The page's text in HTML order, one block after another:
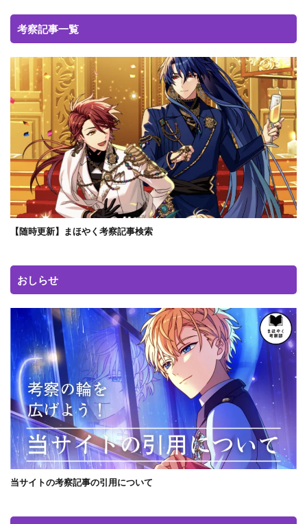
考察記事一覧
【随時更新】まほやく考察記事検索
おしらせ
当サイトの考察記事の引用について